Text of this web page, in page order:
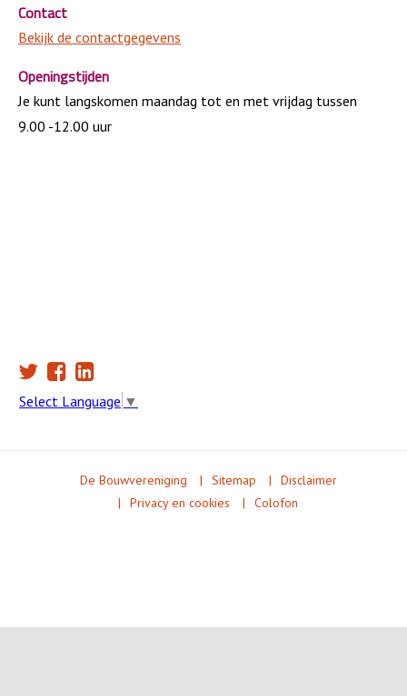
Contact
Bekijk de contactgegevens
Openingstijden
Je kunt langskomen maandag tot en met vrijdag tussen
9.00 -12.00 uur
Select Language ▼
De Bouwvereniging Sitemap
Disclaimer
Privacy en cookies
Colofon